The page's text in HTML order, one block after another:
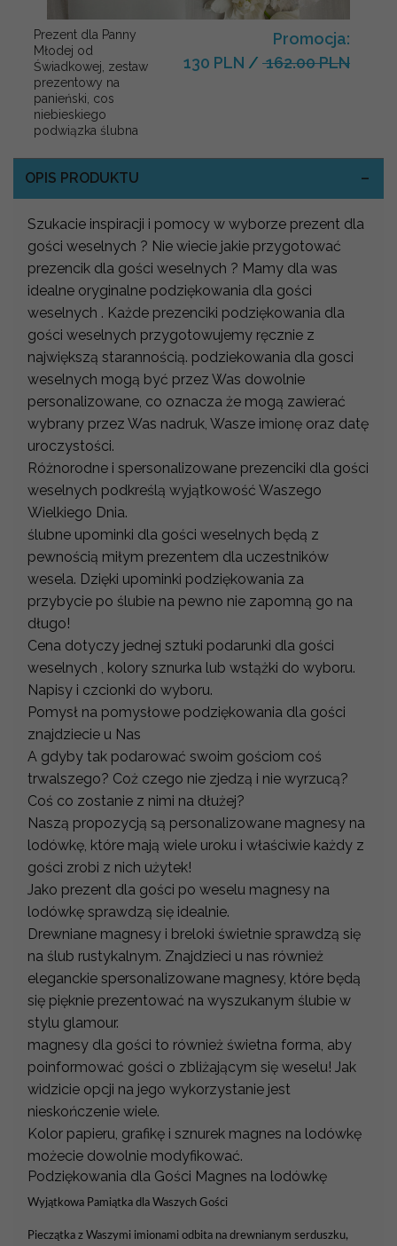
Prezent dla Panny
Młodej od
Świadkowej, zestaw
prezentowy na
panieński, cos
niebieskiego
podwiązka ślubna
Promocja:
130 PLN / 162.00 PLN
OPIS PRODUKTU
Szukacie inspiracji i pomocy w wyborze prezent dla
gości weselnych ? Nie wiecie jakie przygotować
prezencik dla gości weselnych ? Mamy dla was
idealne oryginalne podziękowania dla gości
weselnych . Każde prezenciki podziękowania dla
gości weselnych przygotowujemy ręcznie z
największą starannością. podziekowania dla gosci
weselnych mogą być przez Was dowolnie
personalizowane, co oznacza że mogą zawierać
wybrany przez Was nadruk, Wasze imionę oraz datę
uroczystości.
Różnorodne i spersonalizowane prezenciki dla gości
weselnych podkreślą wyjątkowość Waszego
Wielkiego Dnia.
ślubne upominki dla gości weselnych będą z
pewnością miłym prezentem dla uczestników
wesela. Dzięki upominki podziękowania za
przybycie po ślubie na pewno nie zapomną go na
długo!
Cena dotyczy jednej sztuki podarunki dla gości
weselnych , kolory sznurka lub wstążki do wyboru.
Napisy i czcionki do wyboru.
Pomysł na pomysłowe podziękowania dla gości
znajdziecie u Nas
A gdyby tak podarować swoim gościom coś
trwalszego? Coż czego nie zjedzą i nie wyrzucą?
Coś co zostanie z nimi na dłużej?
Naszą propozycją są personalizowane magnesy na
lodówkę, które mają wiele uroku i właściwie każdy z
gości zrobi z nich użytek!
Jako prezent dla gości po weselu magnesy na
lodówkę sprawdzą się idealnie.
Drewniane magnesy i breloki świetnie sprawdzą się
na ślub rustykalnym. Znajdzieci u nas również
eleganckie spersonalizowane magnesy, które będą
się pięknie prezentować na wyszukanym ślubie w
stylu glamour.
magnesy dla gości to również świetna forma, aby
poinformować gości o zbliżającym się weselu! Jak
widzicie opcji na jego wykorzystanie jest
nieskończenie wiele.
Kolor papieru, grafikę i sznurek magnes na lodówkę
możecie dowolnie modyfikować.
Podziękowania dla Gości Magnes na lodówkę
Wyjątkowa Pamiątka dla Waszych Gości
Pieczątka z Waszymi imionami odbita na drewnianym serduszku,